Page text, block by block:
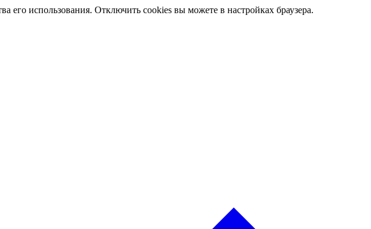
его использования. Отключить cookies вы можете в настройках браузера.